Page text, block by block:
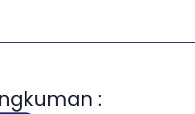
: